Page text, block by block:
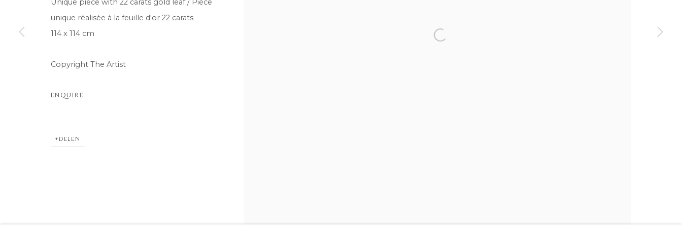
Unique piece with 22 carats gold leaf / Pièce
unique réalisée à la feuille d'or 22 carats
114 x 114 cm
Copyright The Artist
ENQUIRE
DELEN